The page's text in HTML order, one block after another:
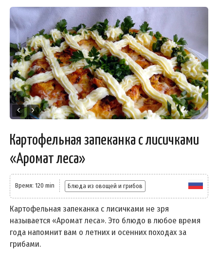
Картофельная запеканка с лисичками
«Аромат леса»
Время: 120 min Блюда из овощей и грибов
Картофельная запеканка с лисичками не зря
называется «Аромат леса». Это блюдо в любое время
года напомнит вам о летних и осенних походах за
грибами.